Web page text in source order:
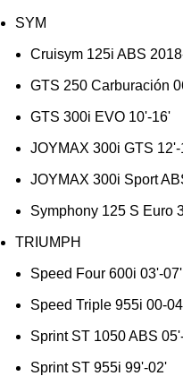
SYM
Cruisym 125i ABS
GTS 250 Carburación
GTS 300i EVO 10'-16'
JOYMAX 300i GTS
JOYMAX 300i Sport
Symphony 125 S Euro
TRIUMPH
Speed Four 600i 03'-07'
Speed Triple 955i 00-04
Sprint ST 1050 ABS
Sprint ST 955i 99'-02'